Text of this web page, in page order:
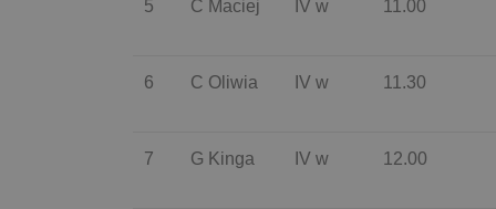
5 C Maciej IV w 11.00
6 C Oliwia IV w 11.30
7 G Kinga IV w 12.00